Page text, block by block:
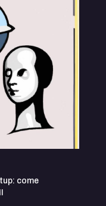
come